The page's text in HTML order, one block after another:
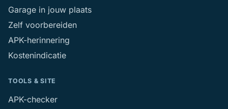
Oosterwolde
Rosmalen
Surhuisterveen
Garage in jouw plaats
Zelf voorbereiden
APK-herinnering
Kostenindicatie
TOOLS & SITE
APK-checker